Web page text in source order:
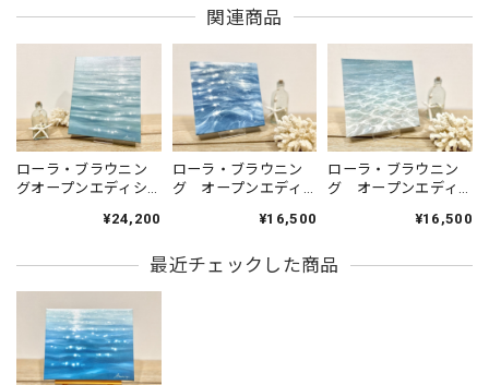
関連商品
ローラ・ブラウニン
グオープンエディシ
Splendor』（20㎝×25
¥24,200
ローラ・ブラウニン
グ オープンエディ
『Drifting4』（15㎝
¥16,500
ローラ・ブラウニン
グ オープンエディ
Vacation』（15㎝×15
¥16,500
最近チェックした商品